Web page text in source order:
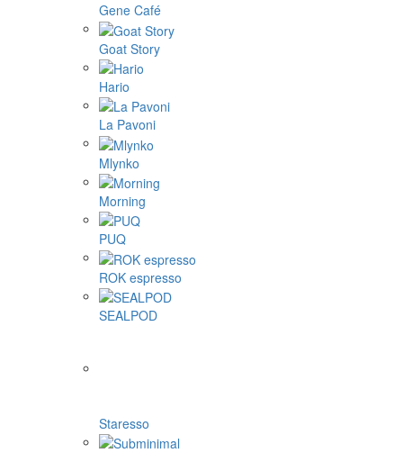
Gene Café
Goat Story
Hario
La Pavoni
Mlynko
Morning
PUQ
ROK espresso
SEALPOD
Staresso